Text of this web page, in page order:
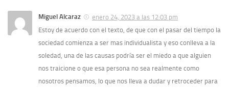
Miguel Alcaraz
enero 24, 2023 a las 12:03 pm
Estoy de acuerdo con el texto, de que con el pasar del tiempo la
sociedad comienza a ser mas individualista y eso conlleva a la
soledad, una de las causas podría ser el miedo a que alguien
nos traicione o que esa persona no sea realmente como
nosotros pensamos, lo que nos lleva a dudar y retroceder para